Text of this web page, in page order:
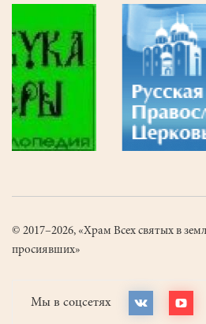
© 2017–2026, «Храм Всех святых в
просиявших»
Мы в соцсетях